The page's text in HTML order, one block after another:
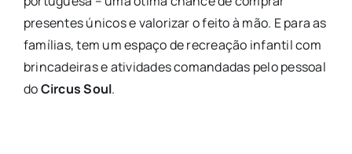
presentes únicos e valorizar o feito à mão. E para as
famílias, tem um espaço de recreação infantil com
brincadeiras e atividades comandadas pelo pessoal
doCircus Soul.